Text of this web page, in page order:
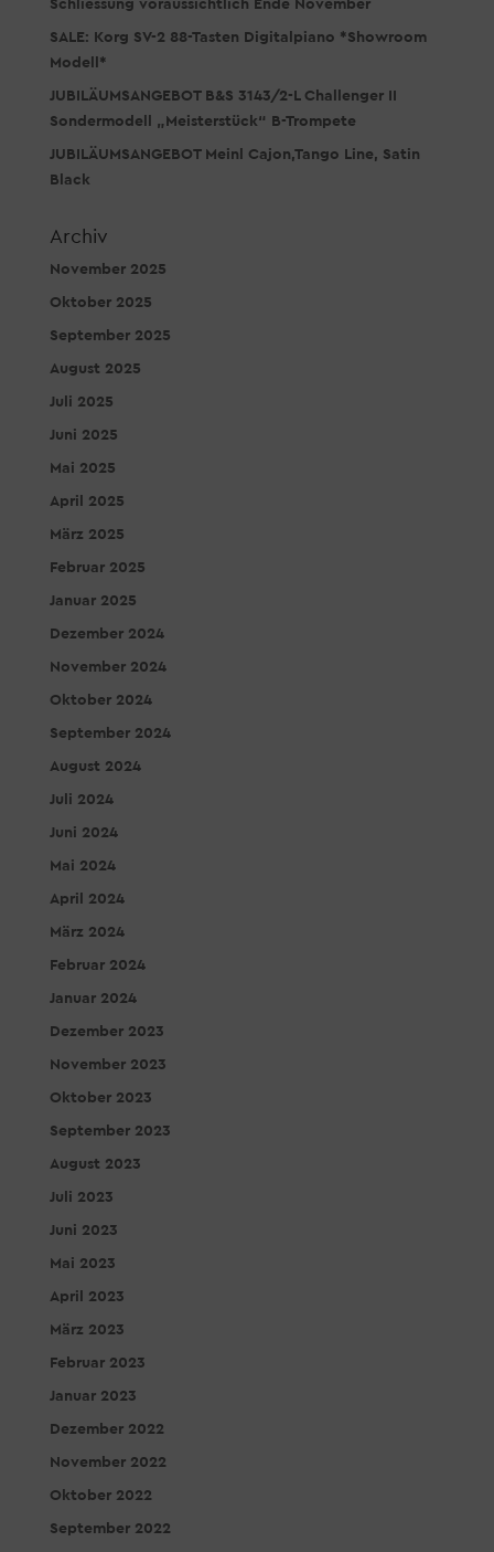
Schliessung voraussichtlich Ende November
SALE: Korg SV-2 88-Tasten Digitalpiano *Showroom
Modell*
JUBILÄUMSANGEBOT B&S 3143/2-L Challenger II
Sondermodell „Meisterstück“ B-Trompete
JUBILÄUMSANGEBOT Meinl Cajon,Tango Line, Satin
Black
Archiv
November 2025
Oktober 2025
September 2025
August 2025
Juli 2025
Juni 2025
Mai 2025
April 2025
März 2025
Februar 2025
Januar 2025
Dezember 2024
November 2024
Oktober 2024
September 2024
August 2024
Juli 2024
Juni 2024
Mai 2024
April 2024
März 2024
Februar 2024
Januar 2024
Dezember 2023
November 2023
Oktober 2023
September 2023
August 2023
Juli 2023
Juni 2023
Mai 2023
April 2023
März 2023
Februar 2023
Januar 2023
Dezember 2022
November 2022
Oktober 2022
September 2022